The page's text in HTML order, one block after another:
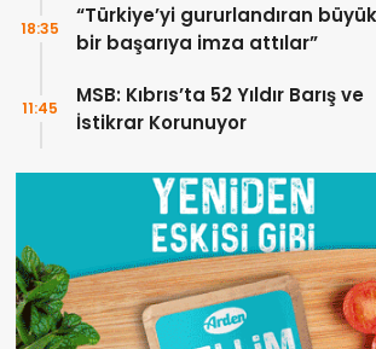
“Türkiye’yi gururlandıran büyük
bir başarıya imza attılar”
18:35
MSB: Kıbrıs’ta 52 Yıldır Barış ve
İstikrar Korunuyor
11:45